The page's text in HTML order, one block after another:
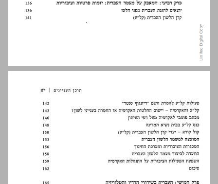
פרק ראשון חשיבות העברית בעיצוב דמותה התרבותית של מדינת ישראל ... 11